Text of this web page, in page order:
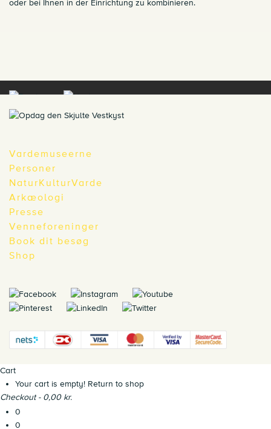
oder bei Ihnen in der Einrichtung zu kombinieren.
Vardemuseerne
Personer
NaturKulturVarde
Arkæologi
Presse
Venneforeninger
Book dit besøg
Shop
Cart
Your cart is empty! Return to shop
Checkout - 0,00 kr.
0
0